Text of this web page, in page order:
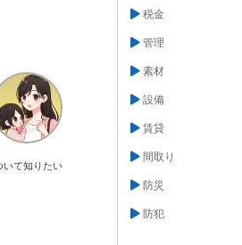
いて知りたい
税金
管理
素材
設備
賃貸
間取り
防災
防犯